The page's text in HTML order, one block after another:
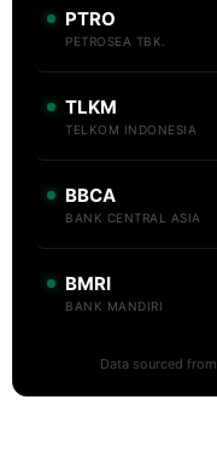
PTRO
PETROSEA TBK.
TLKM
TELKOM INDONESIA
BBCA
BANK CENTRAL ASIA
BMRI
BANK MANDIRI
Data sourced from